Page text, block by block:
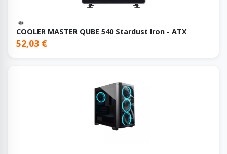
COOLER MASTER QUBE 540 Stardust Iron - ATX
52,03 €